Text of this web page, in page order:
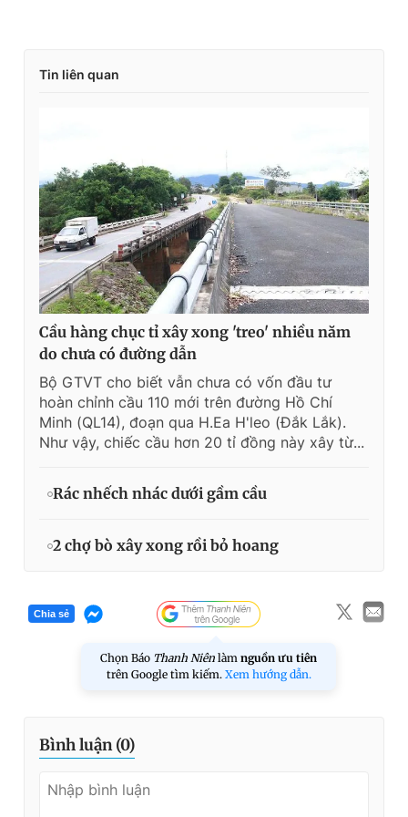
bản. Phát triển bởi ePi Technologies, JSC.
Tin liên quan
Cầu hàng chục tỉ xây xong 'treo' nhiều năm
do chưa có đường dẫn
Bộ GTVT cho biết vẫn chưa có vốn đầu tư
hoàn chỉnh cầu 110 mới trên đường Hồ Chí
Minh (QL14), đoạn qua H.Ea H'leo (Đắk Lắk).
Như vậy, chiếc cầu hơn 20 tỉ đồng này xây từ...
Rác nhếch nhác dưới gầm cầu
2 chợ bò xây xong rồi bỏ hoang
Chia sẻ
Chọn Báo Thanh Niên làm nguồn ưu tiên
trên Google tìm kiếm. Xem hướng dẫn.
Bình luận (0)